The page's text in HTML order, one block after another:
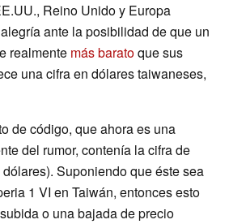
Reino Unido y Europa
ante la posibilidad de que un
realmente más baratoque sus
una cifra en dólares taiwaneses,
de código, que ahora es una
del rumor, contenía la cifra de
Suponiendo que éste sea
1 VI en Taiwán, entonces esto
o una bajada de precio